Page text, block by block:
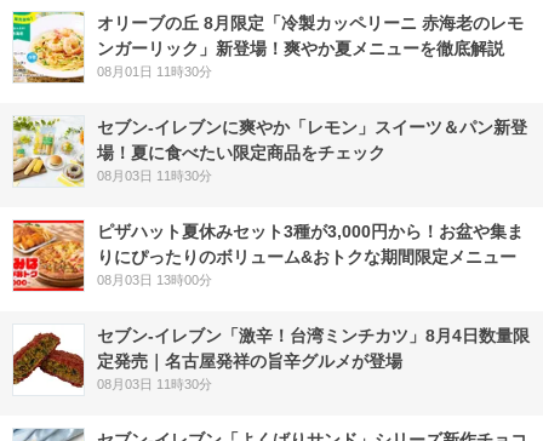
オリーブの丘 8月限定「冷製カッペリーニ 赤海老のレモ
ンガーリック」新登場！爽やか夏メニューを徹底解説
08月01日 11時30分
セブン‐イレブンに爽やか「レモン」スイーツ＆パン新登
場！夏に食べたい限定商品をチェック
08月03日 11時30分
ピザハット夏休みセット3種が3,000円から！お盆や集ま
りにぴったりのボリューム&おトクな期間限定メニュー
08月03日 13時00分
セブン-イレブン「激辛！台湾ミンチカツ」8月4日数量限
定発売｜名古屋発祥の旨辛グルメが登場
08月03日 11時30分